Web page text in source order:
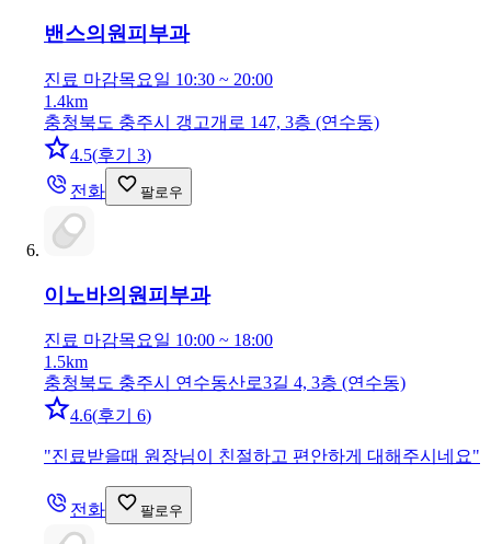
밴스의원 피부과
진료 마감목요일 10:30 ~ 20:00
1.4km
충청북도 충주시 갱고개로 147, 3층 (연수동)
4.5(후기 3)
전화
팔로우
이노바의원 피부과
진료 마감목요일 10:00 ~ 18:00
1.5km
충청북도 충주시 연수동산로3길 4, 3층 (연수동)
4.6(후기 6)
"진료받을때 원장님이 친절하고 편안하게 대해주시네요"
전화 팔로우